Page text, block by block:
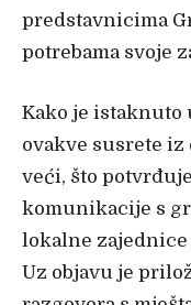
predstavnicima
potrebama svoje
Kako je istaknuto
ovakve susrete iz
veći, što
komunikacije s
lokalne zajednice
Uz objavu je